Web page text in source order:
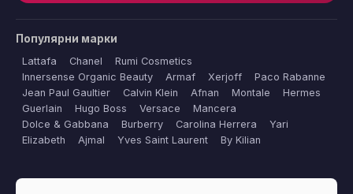
Популярни марки
Lattafa Chanel
Rumi Cosmetics
Innersense Organic Beauty
Armaf Xerjoff
Paco Rabanne
Jean Paul Gaultier
Calvin Klein Afnan Montale
Hermes
Guerlain
Hugo Boss Versace
Mancera
Dolce & Gabbana
Burberry Carolina Herrera
Yari
Elizabeth
Ajmal Yves Saint Laurent By Kilian